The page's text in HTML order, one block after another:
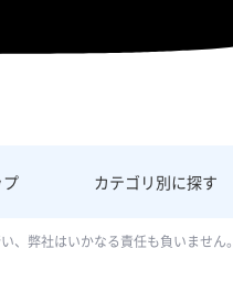
プ カテゴリ別に探す
、弊社はいかなる責任も負いません。